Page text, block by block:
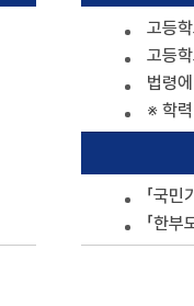
고등
고등
법령
※ 학
「국
「한